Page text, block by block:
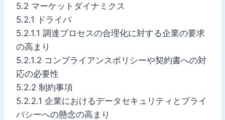
5.2 マーケットダイナミクス
5.2.1 ドライバ
5.2.1.1 調達プロセスの合理化に対する企業の要求
の高まり
5.2.1.2 コンプライアンスポリシーや契約書への対
応の必要性
5.2.2 制約事項
5.2.2.1 企業におけるデータセキュリティとプライ
バシーへの懸念の高まり